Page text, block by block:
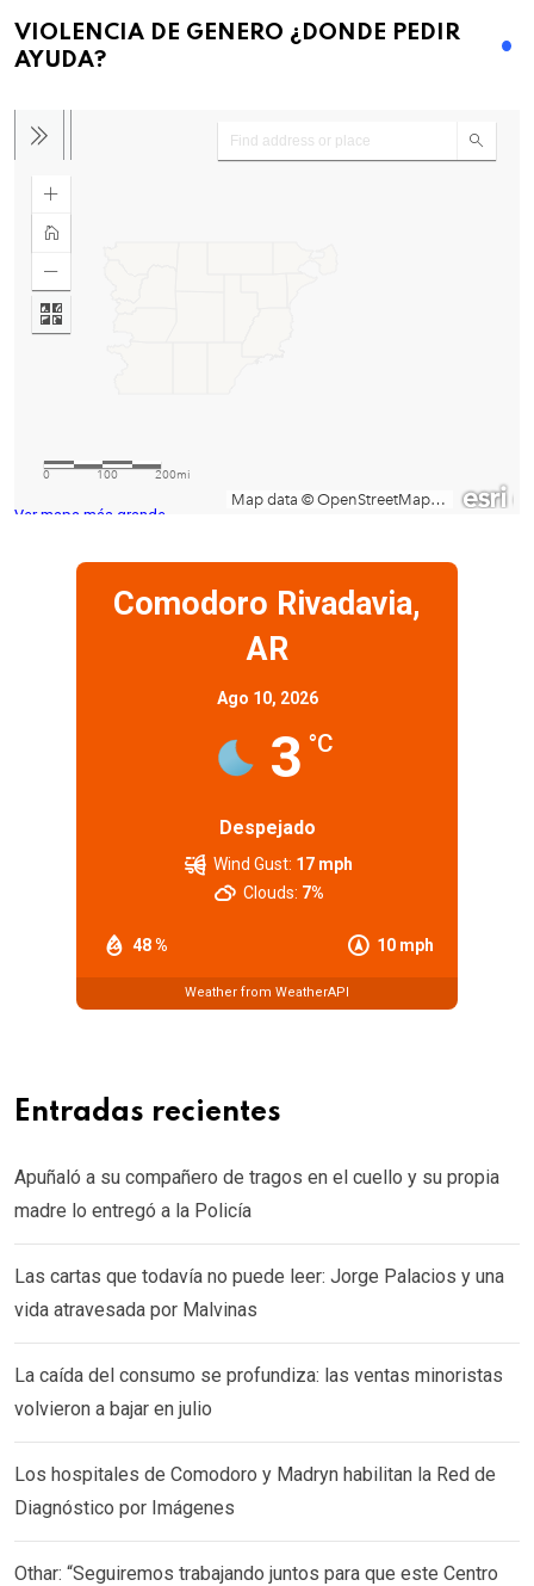
VIOLENCIA DE GENERO ¿DONDE PEDIR
AYUDA?
Ver mapa más grande
Comodoro Rivadavia,
AR
Ago 10, 2026
3 °C
Despejado
48 % 10 mph
Wind Gust: 17 mph
Clouds: 7%
Weather from WeatherAPI
Entradas recientes
Apuñaló a su compañero de tragos en el cuello y su propia
madre lo entregó a la Policía
Las cartas que todavía no puede leer: Jorge Palacios y una
vida atravesada por Malvinas
La caída del consumo se profundiza: las ventas minoristas
volvieron a bajar en julio
Los hospitales de Comodoro y Madryn habilitan la Red de
Diagnóstico por Imágenes
Othar: “Seguiremos trabajando juntos para que este Centro